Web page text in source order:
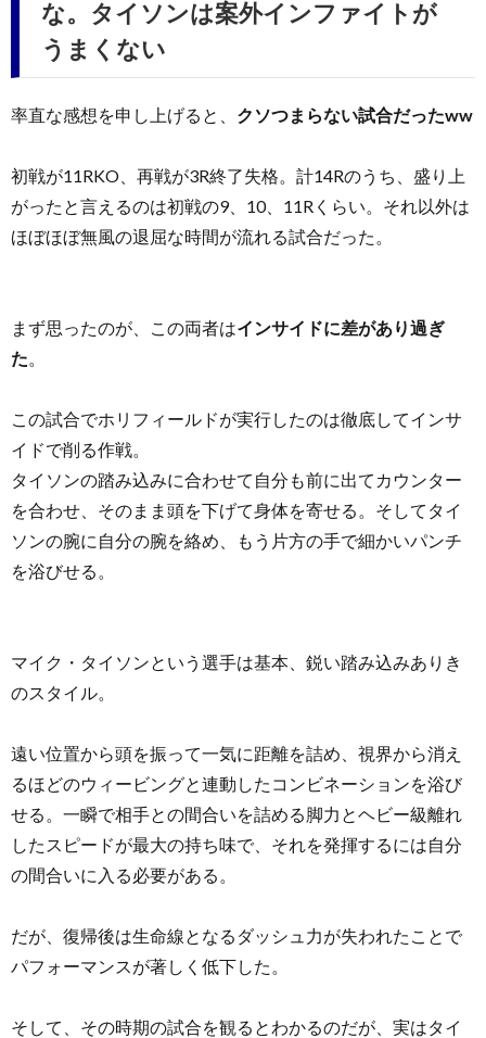
な。タイソンは案外インファイトが
うまくない
率直な感想を申し上げると、 クソつまらない試合だったww
初戦が11RKO、再戦が3R終了失格。計14Rのうち、盛り上
がったと言えるのは初戦の9、10、11Rくらい。それ以外は
ほぼほぼ無風の退屈な時間が流れる試合だった。
まず思ったのが、この両者はインサイドに差があり過ぎ
た
この試合でホリフィールドが実行したのは徹底してインサ
イドで削る作戦。
タイソンの踏み込みに合わせて自分も前に出てカウンター
を合わせ、そのまま頭を下げて身体を寄せる。そしてタイ
ソンの腕に自分の腕を絡め、もう片方の手で細かいパンチ
を浴びせる。
マイク・タイソンという選手は基本、鋭い踏み込みありき
のスタイル。
遠い位置から頭を振って一気に距離を詰め、視界から消え
るほどのウィービングと連動したコンビネーションを浴び
せる。一瞬で相手との間合いを詰める脚力とヘビー級離れ
したスピードが最大の持ち味で、それを発揮するには自分
の間合いに入る必要がある。
だが、復帰後は生命線となるダッシュ力が失われたことで
パフォーマンスが著しく低下した。
そして、その時期の試合を観るとわかるのだが、実はタイ